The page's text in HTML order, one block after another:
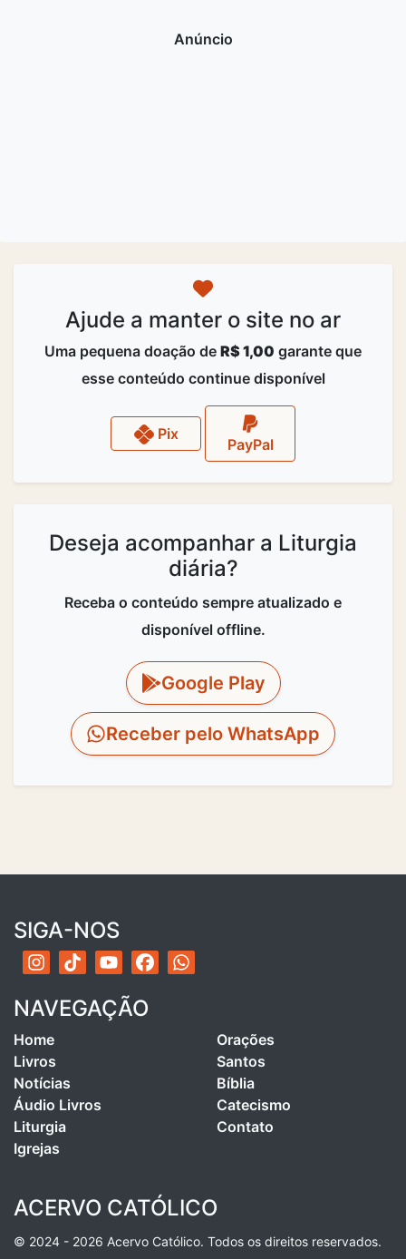
Ajude a manter o site no ar
Uma pequena doação de R$ 1,00 garante que
esse conteúdo continue disponível
Pix
PayPal
Deseja acompanhar a Liturgia
diária?
Receba o conteúdo sempre atualizado e
disponível offline.
Google Play
Receber pelo WhatsApp
SIGA-NOS
NAVEGAÇÃO
Home
Livros
Notícias
Áudio Livros
Liturgia
Igrejas
Orações
Santos
Bíblia
Catecismo
Contato
ACERVO CATÓLICO
© 2024 - 2026 Acervo Católico. Todos os direitos reservados.